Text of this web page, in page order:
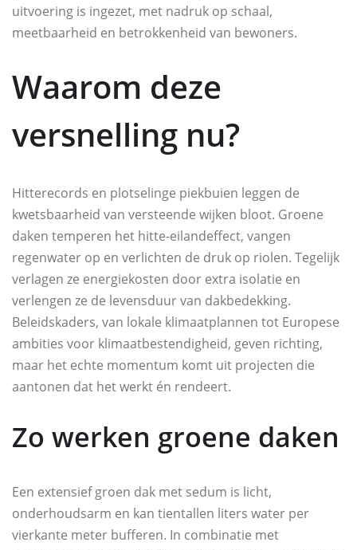
uitvoering is ingezet, met nadruk op schaal,
meetbaarheid en betrokkenheid van bewoners.
Waarom deze
versnelling nu?
Hitterecords en plotselinge piekbuien leggen de
kwetsbaarheid van versteende wijken bloot. Groene
daken temperen het hitte-eilandeffect, vangen
regenwater op en verlichten de druk op riolen. Tegelijk
verlagen ze energiekosten door extra isolatie en
verlengen ze de levensduur van dakbedekking.
Beleidskaders, van lokale klimaatplannen tot Europese
ambities voor klimaatbestendigheid, geven richting,
maar het echte momentum komt uit projecten die
aantonen dat het werkt én rendeert.
Zo werken groene daken
Een extensief groen dak met sedum is licht,
onderhoudsarm en kan tientallen liters water per
vierkante meter bufferen. In combinatie met